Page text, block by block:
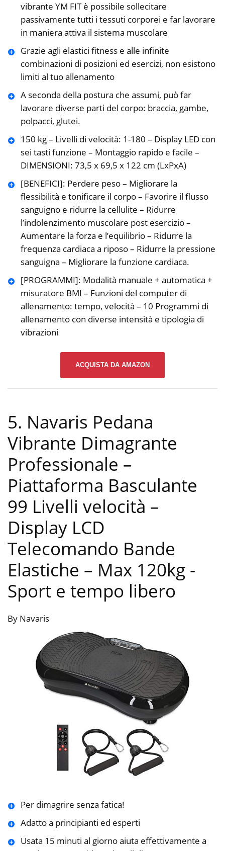
vibrante YM FIT è possibile sollecitare
passivamente tutti i tessuti corporei e far lavorare
in maniera attiva il sistema muscolare
Grazie agli elastici fitness e alle infinite
combinazioni di posizioni ed esercizi, non esistono
limiti al tuo allenamento
A seconda della postura che assumi, può far
lavorare diverse parti del corpo: braccia, gambe,
polpacci, glutei.
150 kg – Livelli di velocità: 1-180 – Display LED con
sei tasti funzione – Montaggio rapido e facile –
DIMENSIONI: 73,5 x 69,5 x 122 cm (LxPxA)
[BENEFICI]: Perdere peso – Migliorare la
flessibilità e tonificare il corpo – Favorire il flusso
sanguigno e ridurre la cellulite – Ridurre
l’indolenzimento muscolare post esercizio –
Aumentare la forza e l’equilibrio – Ridurre la
frequenza cardiaca a riposo – Ridurre la pressione
sanguigna – Migliorare la funzione cardiaca.
[PROGRAMMI]: Modalità manuale + automatica +
misuratore BMI – Funzioni del computer di
allenamento: tempo, velocità – 10 Programmi di
allenamento con diverse intensità e tipologia di
vibrazioni
ACQUISTA DA AMAZON
5. Navaris Pedana
Vibrante Dimagrante
Professionale –
Piattaforma Basculante
99 Livelli velocità –
Display LCD
Telecomando Bande
Elastiche – Max 120kg -
Sport e tempo libero
By Navaris
Per dimagrire senza fatica!
Adatto a principianti ed esperti
Usata 15 minuti al giorno aiuta effettivamente a